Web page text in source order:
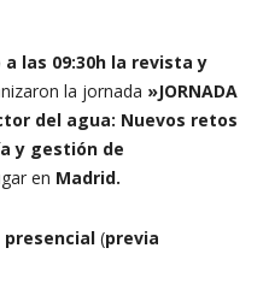
las 09:30h la revista y
la jornada »JORNADA
del agua: Nuevos retos
y gestión de
en Madrid.
presencial (previa